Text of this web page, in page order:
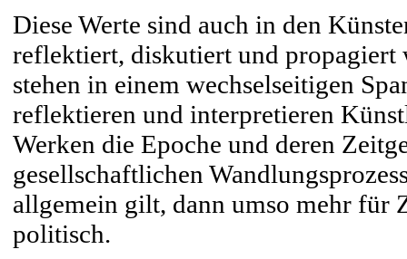
Diese Werte sind auch in den
reflektiert, diskutiert und propagiert
stehen in einem wechselseitigen
reflektieren und interpretieren
Werken die Epoche und deren
gesellschaftlichen
allgemein gilt, dann umso mehr für
politisch.